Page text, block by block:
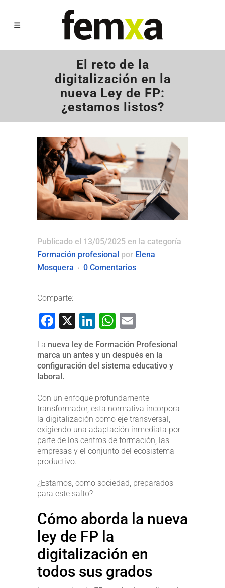
El reto de la
digitalización en la
nueva Ley de FP:
¿estamos listos?
Publicado el 13/05/2025 en la categoría
Formación profesional por Elena
Mosquera
0 Comentarios
Comparte:
Facebook
X LinkedIn
WhatsApp
La nueva ley de Formación Profesional
marca un antes y un después en la
configuración del sistema educativo y
laboral.
Con un enfoque profundamente
transformador, esta normativa incorpora
la digitalización como eje transversal,
exigiendo una adaptación inmediata por
parte de los centros de formación, las
empresas y el conjunto del ecosistema
productivo.
¿Estamos, como sociedad, preparados
para este salto?
Cómo aborda la nueva
ley de FP la
digitalización en
todos sus grados